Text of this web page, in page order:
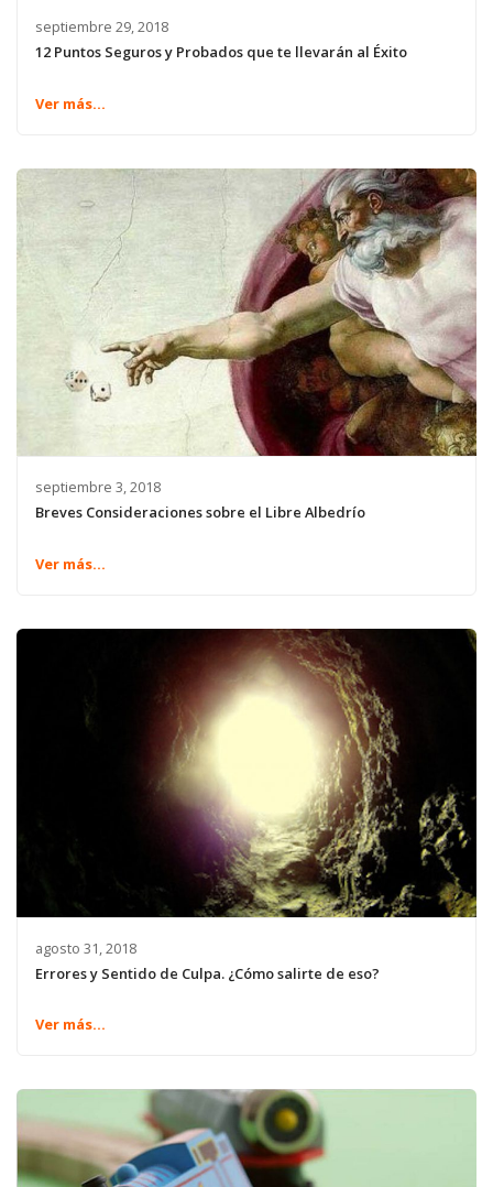
septiembre 29, 2018
12 Puntos Seguros y Probados que te llevarán al Éxito
Ver más...
septiembre 3, 2018
Breves Consideraciones sobre el Libre Albedrío
Ver más...
agosto 31, 2018
Errores y Sentido de Culpa. ¿Cómo salirte de eso?
Ver más...